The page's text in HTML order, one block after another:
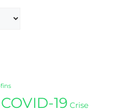
COVID-19 Crise